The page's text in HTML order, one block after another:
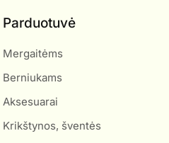
Parduotuvė
Mergaitėms
Berniukams
Aksesuarai
Krikštynos, šventės